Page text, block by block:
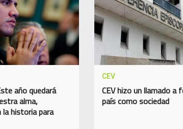
año quedará
alma,
historia para
CEV
CEV hizo un llamado a
país como sociedad